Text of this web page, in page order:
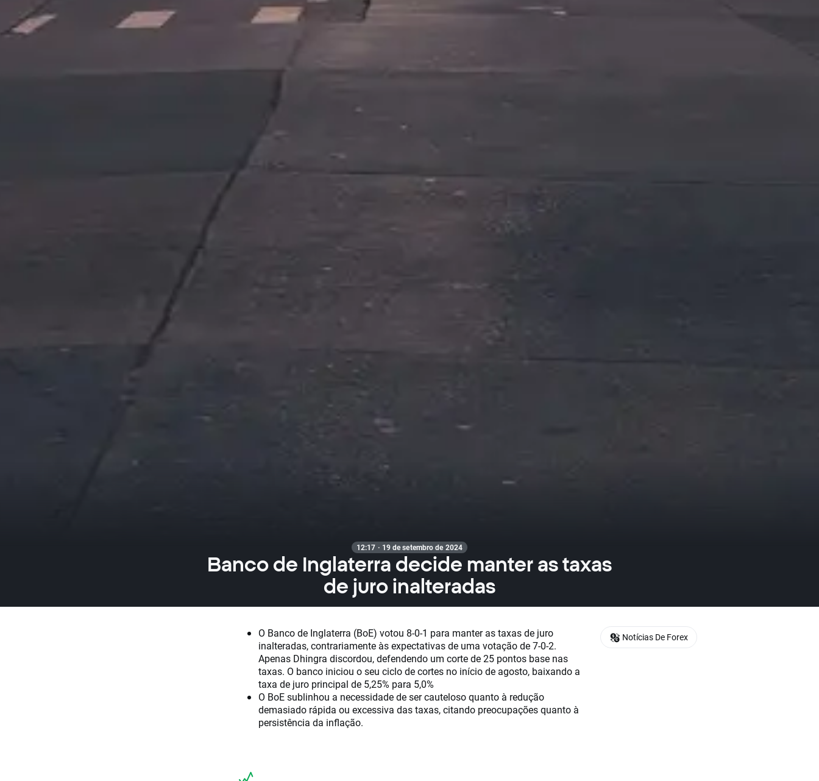
12:17 · 19 de setembro de 2024
Banco de Inglaterra decide manter as taxas
de juro inalteradas
O Banco de Inglaterra (BoE) votou 8-0-1 para manter as taxas de juro
inalteradas, contrariamente às expectativas de uma votação de 7-0-2.
Apenas Dhingra discordou, defendendo um corte de 25 pontos base nas
taxas. O banco iniciou o seu ciclo de cortes no início de agosto, baixando a
taxa de juro principal de 5,25% para 5,0%
O BoE sublinhou a necessidade de ser cauteloso quanto à redução
demasiado rápida ou excessiva das taxas, citando preocupações quanto à
persistência da inflação.
Notícias De Forex